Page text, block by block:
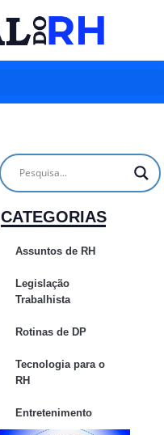
CATEGORIAS
Assuntos de RH
Legislação
Trabalhista
Rotinas de DP
Tecnologia para o
RH
Entretenimento